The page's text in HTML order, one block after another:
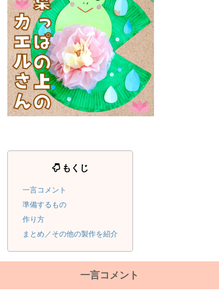
もくじ
一言コメント
準備するもの
作り方
まとめ／その他の製作を紹介
一言コメント